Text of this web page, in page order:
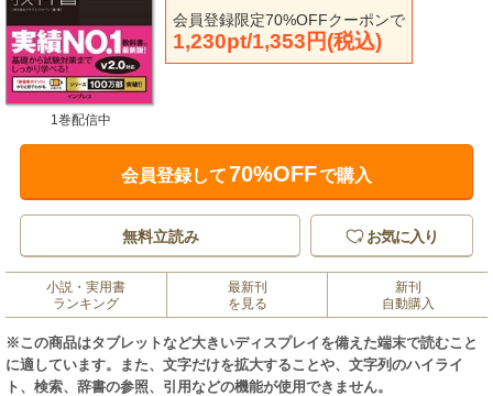
会員登録限定70%OFFクーポンで
1,230pt/1,353円(税込)
1巻配信中
会員登録して70%OFFで購入
無料立読み お気に入り
小説・実用書
ランキング
最新刊
を見る
新刊
自動購入
※この商品はタブレットなど大きいディスプレイを備えた端末で読むこと
に適しています。また、文字だけを拡大することや、文字列のハイライ
ト、検索、辞書の参照、引用などの機能が使用できません。